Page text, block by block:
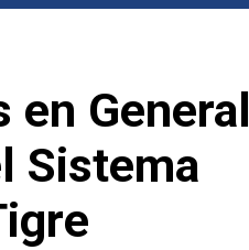
en General
Sistema